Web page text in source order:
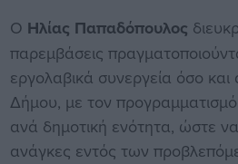
Ο Ηλίας Παπαδόπουλος
παρεμβάσεις
εργολαβικά συνεργεία όσο
Δήμου, με τον
ανά δημοτική ενότητα, ώστε
ανάγκες εντός των